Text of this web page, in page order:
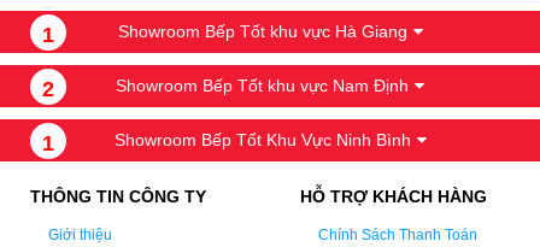
1 Showroom Bếp Tốt khu vực Hà Giang
2 Showroom Bếp Tốt khu vực Nam Định
1 Showroom Bếp Tốt Khu Vực Ninh Bình
THÔNG TIN CÔNG TY
Giới thiệu
HỖ TRỢ KHÁCH HÀNG
Chính Sách Thanh Toán